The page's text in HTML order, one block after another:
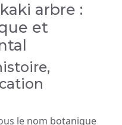
arbre :
et
le nom botanique